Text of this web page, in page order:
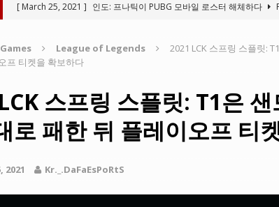
[ March 25, 2021 ] 인도: 프나틱이 PUBG 모바일 로스터 해체하다
[ March 24, 2021 ] 와일드 리프트, 플레이어가 ARAM 모드에 액세스
[ March 23, 2021 ] 리그 오브 레전드의 새 클라이언트 버그
[ March 22, 2021 ]
PUBG 모바일, 전 세계 다운로드 10억 돌파
[ March 26, 2021 ] 2021년 SEA 게임: 주최가 선보일 E-스포츠 타이틀
Games League of Legends
2021 LCK 스프링 스플릿:
프 티켓을 확보하다
스프링 스플릿: T1은
로 패한 뒤 플레이오프 티
2021 Kr._.DaFaEsPoRtS